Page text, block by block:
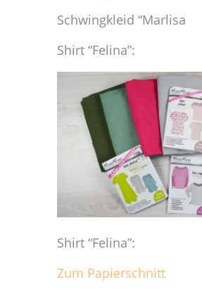
Schwingkleid “Marlisa
Shirt “Felina”:
Shirt “Felina”:
Zum Papierschnitt